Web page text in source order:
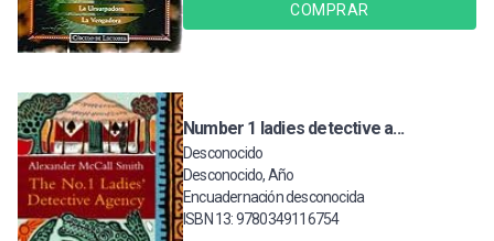
COMPRAR
Number 1 ladies detective a...
Desconocido
Desconocido, Año
Encuadernación desconocida
ISBN 13: 9780349116754